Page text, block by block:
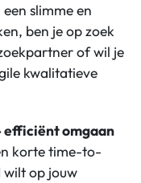
slimme en
ben je op zoek
of wil je
kwalitatieve
efficiënt omgaan
korte time-to-
op jouw